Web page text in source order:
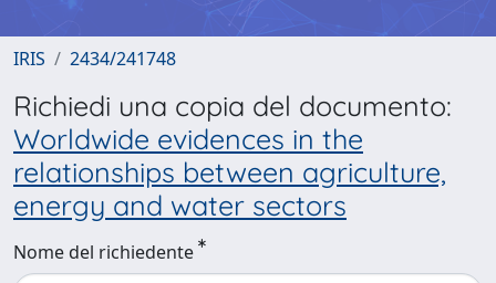
IRIS 2434/241748
Richiedi una copia del documento:
Worldwide evidences in the
relationships between agriculture,
energy and water sectors
Nome del richiedente